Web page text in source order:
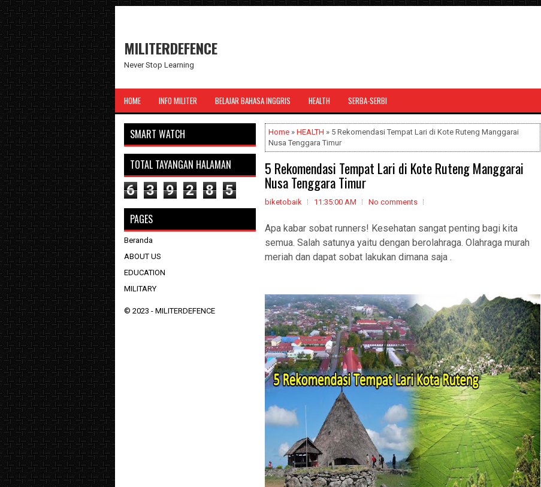
MILITERDEFENCE
Never Stop Learning
HOME INFO MILITER BELAJAR BAHASA INGGRIS HEALTH SERBA-SERBI
Home » HEALTH » 5 Rekomendasi Tempat Lari di Kote Ruteng Manggarai
Nusa Tenggara Timur
5 Rekomendasi Tempat Lari di Kote Ruteng Manggarai
Nusa Tenggara Timur
biketobaik 11:35:00 AM No comments
Apa kabar sobat runners! Kesehatan sangat penting bagi kita
semua. Salah satunya yaitu dengan berolahraga. Olahraga murah
meriah dan dapat sobat lakukan dimana saja .
SMART WATCH
TOTAL TAYANGAN HALAMAN
6 3 9 2 8 5
PAGES
Beranda
ABOUT US
EDUCATION
MILITARY
© 2023 - MILITERDEFENCE